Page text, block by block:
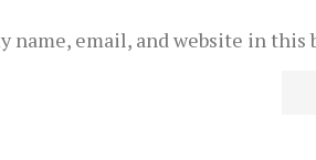
name, email, and website in